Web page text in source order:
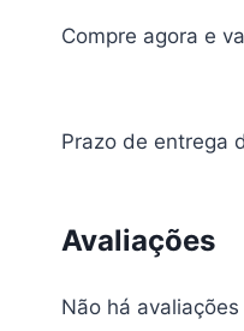
Compre agora e
Prazo de entrega
Avaliações
Não há